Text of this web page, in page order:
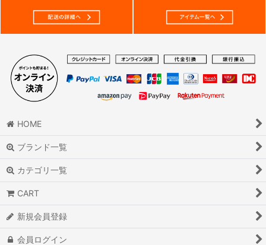
HOME
ブランド一覧
カテゴリ一覧
CART
新規会員登録
会員ログイン